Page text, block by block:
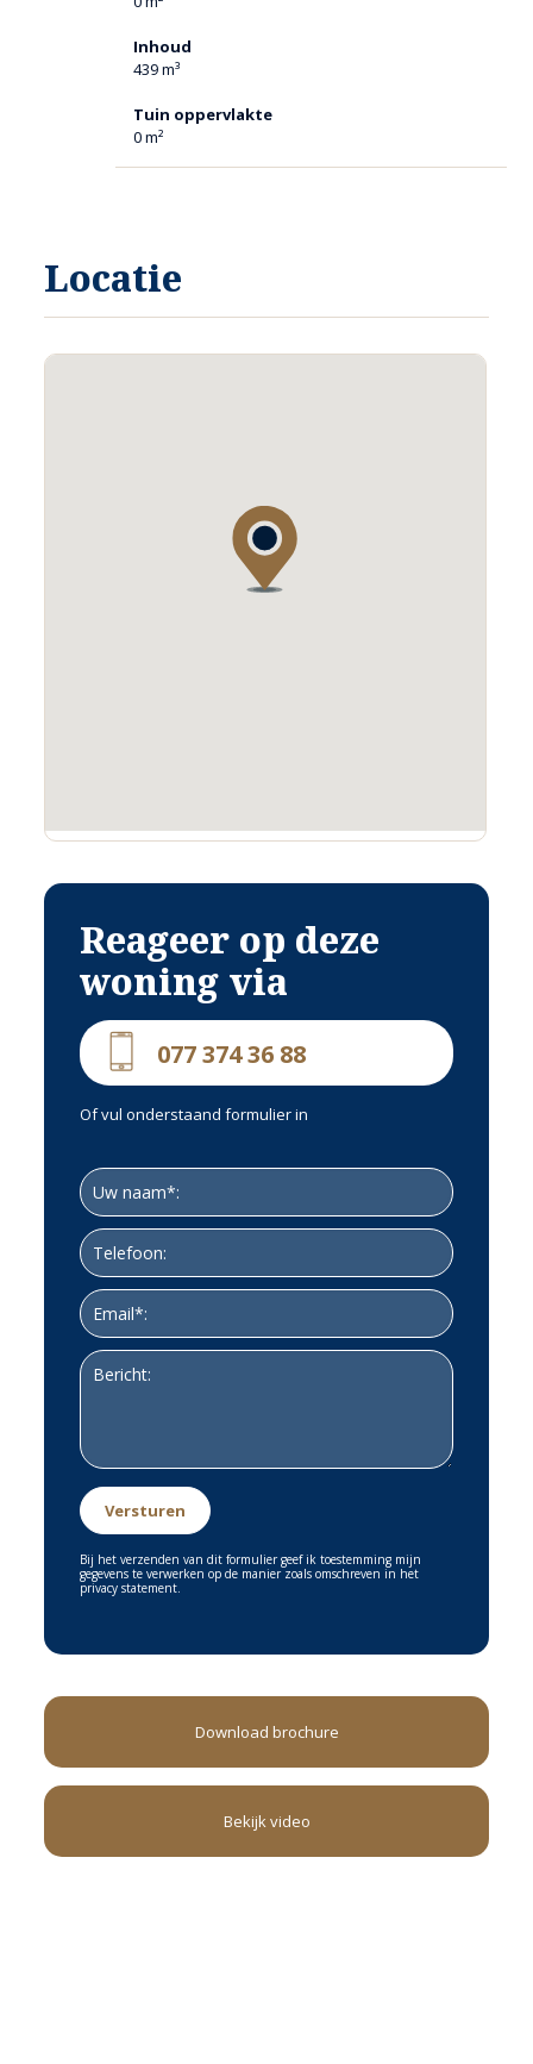
Inhoud
439 m³
Tuin oppervlakte
0 m²
Locatie
Reageer op deze
woning via
077 374 36 88
Of vul onderstaand formulier in
Bij het verzenden van dit formulier geef ik toestemming mijn
gegevens te verwerken op de manier zoals omschreven in het
privacy statement.
Download brochure
Bekijk video